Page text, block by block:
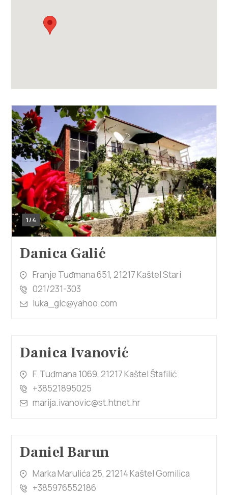
1/4
Danica Galić
Franje Tuđmana 651, 21217 Kaštel Stari
021/231-303
luka_glc@yahoo.com
Danica Ivanović
F. Tuđmana 1069, 21217 Kaštel Štafilić
+38521895025
marija.ivanovic@st.htnet.hr
Daniel Barun
Marka Marulića 25, 21214 Kaštel Gomilica
+385976552186